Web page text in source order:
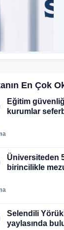
En Çok
Eğitim
kurumlar
Üniversiteden
birincilikle
Selendili
yaylasında